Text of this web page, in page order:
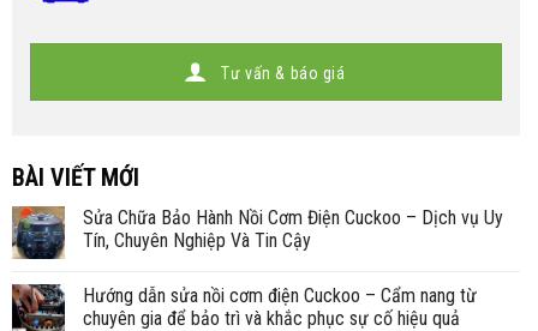
Tư vấn & báo giá
BÀI VIẾT MỚI
Sửa Chữa Bảo Hành Nồi Cơm Điện Cuckoo – Dịch vụ Uy
Tín, Chuyên Nghiệp Và Tin Cậy
Hướng dẫn sửa nồi cơm điện Cuckoo – Cẩm nang từ
chuyên gia để bảo trì và khắc phục sự cố hiệu quả